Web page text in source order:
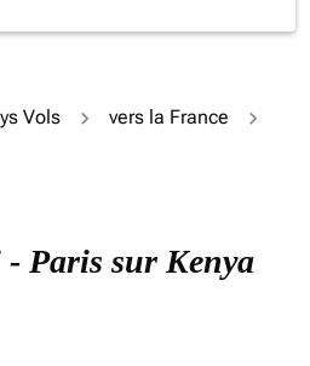
Vols
vers la France
Paris sur Kenya